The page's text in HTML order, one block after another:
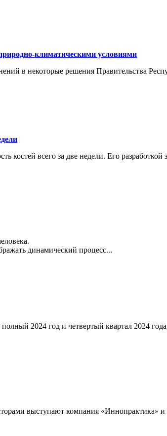
климатическими условиями
в некоторые решения Правительства
всего за две недели. Его разработкой
динамический процесс...
2024 год и четвертый квартал 2024
выступают компания